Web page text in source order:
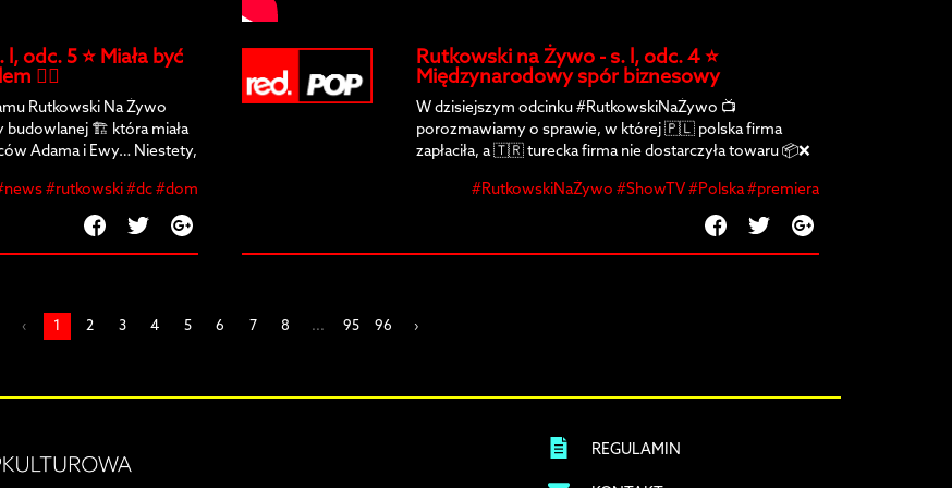
odc. 5 ⭐️ Miała być
😮‍💨
Rutkowski Na Żywo
budowlanej 🏗️ która miała
Adama i Ewy… Niestety,
#rutkowski #dc #dom
Rutkowski na Żywo - s. l, odc. 4 ⭐️
Międzynarodowy spór biznesowy
W dzisiejszym odcinku #RutkowskiNaŻywo 📺
porozmawiamy o sprawie, w której 🇵🇱 polska firma
zapłaciła, a 🇹🇷 turecka firma nie dostarczyła towaru 📦❌
#RutkowskiNaŻywo #ShowTV #Polska #premiera
‹ 1 2 3 4 5 6 7 8 ... 95 96 ›
REGULAMIN